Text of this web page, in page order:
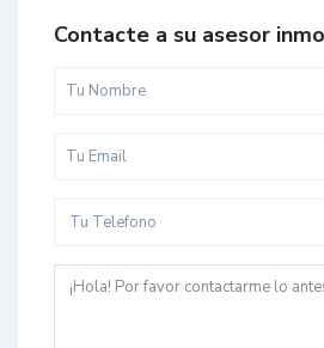
Contacte a su asesor